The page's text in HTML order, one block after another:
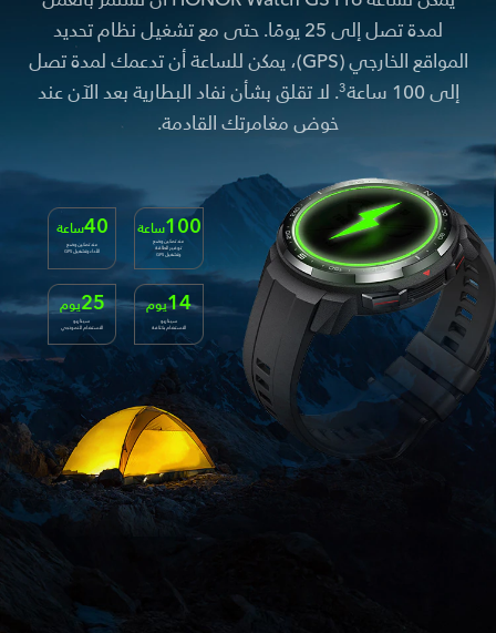
لمدة تصل إلى 25 يومًا. حتى مع تشغيل نظام تحديد
المواقع الخارجي (GPS)، يمكن للساعة أن تدعمك لمدة تصل
إلى 100 ساعة
3. لا تقلق بشأن نفاد البطارية بعد الآن عند
خوض مغامرتك القادمة.
40ساعة
عند تمكين وضع
الأداء وتشغيل GPS
100ساعة
عند تمكين وضع
توفير الطاقة
وتشغيل GPS
25يوم
سيناريو
الاستخدام النموذجي
14يوم
سيناريو
الاستخدام بكثافة